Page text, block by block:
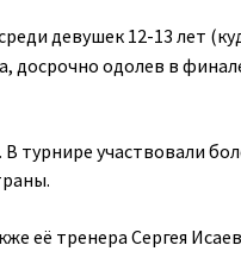
девушек 12-13 лет
досрочно одолев в
турнире участвовали
её тренера Сергея